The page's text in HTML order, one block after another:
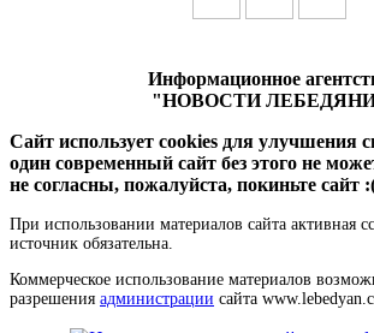
Информационное
"НОВОСТИ
Сайт использует cookies для улучшения
один современный сайт без этого не
не согласны, пожалуйста, покиньте сайт
При использовании материалов сайта активная
источник обязательна.
Коммерческое использование материалов
разрешения администрации сайта